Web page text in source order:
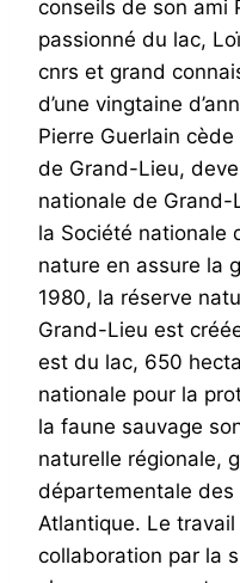
conseils de son ami
passionné du lac,
cnrs et grand
d’une vingtaine
Pierre Guerlain
de Grand-Lieu,
nationale de Grand-
la Société nationale
nature en assure la
1980, la réserve
Grand-Lieu est
est du lac, 650
nationale pour la
la faune sauvage
naturelle régionale,
départementale
Atlantique. Le
collaboration par la